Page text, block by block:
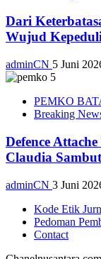
Dari
Wujud
adminCN 5 Juni
PEMKO
Breaking
Defence
Claudia
adminCN 3 Juni
Kode Etik
Pedoman
Contact